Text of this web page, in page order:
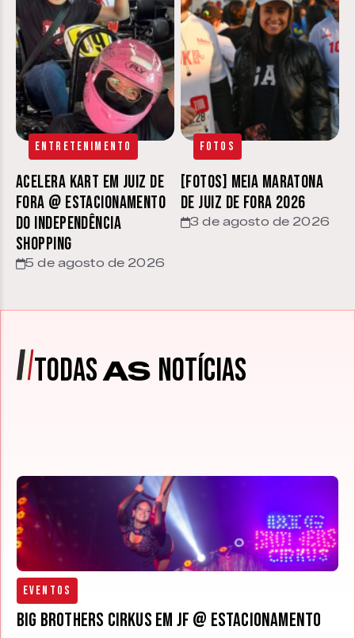
Entretenimento
Acelera Kart em Juiz de
Fora @ estacionamento
do Independência
Shopping
5 de agosto de 2026
Fotos
[FOTOS] Meia Maratona
de Juiz de Fora 2026
3 de agosto de 2026
TODASAS NOTÍCIAS
Eventos
Big Brothers Cirkus em JF @ estacionamento